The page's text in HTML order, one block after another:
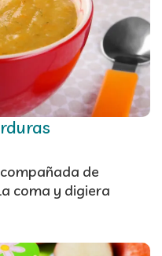
de
coma y digiera